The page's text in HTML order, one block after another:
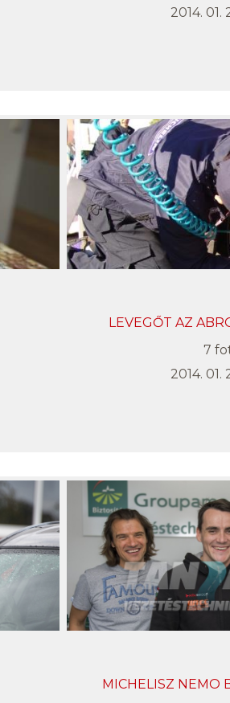
2014. 01.
LEVEGŐT AZ
7
2014. 01.
MICHELISZ NEMO